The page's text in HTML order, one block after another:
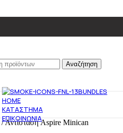
Αναζήτηση
BUNDLES
HOME
ΚΑΤΆΣΤΗΜΑ
ΕΠΙΚΟΙΝΩΝΊΑ
/Αντίσταση Aspire Minican